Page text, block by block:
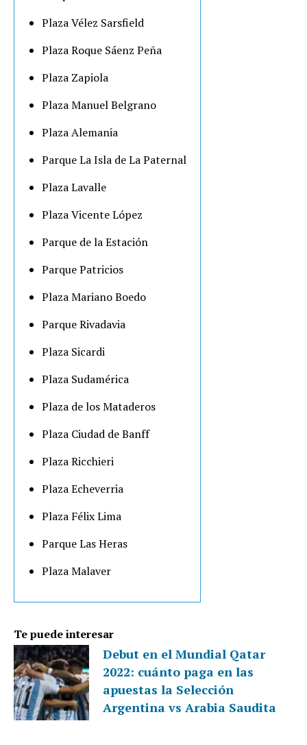
Plaza Vélez Sarsfield
Plaza Roque Sáenz Peña
Plaza Zapiola
Plaza Manuel Belgrano
Plaza Alemania
Parque La Isla de La Paternal
Plaza Lavalle
Plaza Vicente López
Parque de la Estación
Parque Patricios
Plaza Mariano Boedo
Parque Rivadavia
Plaza Sicardi
Plaza Sudamérica
Plaza de los Mataderos
Plaza Ciudad de Banff
Plaza Ricchieri
Plaza Echeverria
Plaza Félix Lima
Parque Las Heras
Plaza Malaver
Te puede interesar
Debut en el Mundial Qatar
2022: cuánto paga en las
apuestas la Selección
Argentina vs Arabia Saudita